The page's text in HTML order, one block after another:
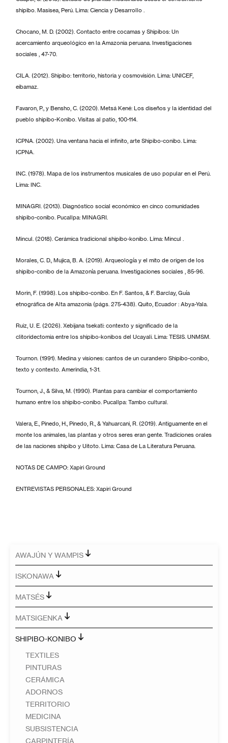
AWAJÚN Y WAMPIS
ISKONAWA
MATSÉS
MATSIGENKA
SHIPIBO-KONIBO
TEXTILES
PINTURAS
CERÁMICA
ADORNOS
TERRITORIO
MEDICINA
SUBSISTENCIA
CARPINTERÍA
shipibo. Masisea, Perú. Lima: Ciencia y Desarrollo .
Chocano, M. D. (2002). Contacto entre cocamas y Shipibos: Un
acercamiento arqueológico en la Amazonia peruana. Investigaciones
sociales , 47-70.
CILA. (2012). Shipibo: territorio, historia y cosmovisión. Lima: UNICEF,
eibamaz.
Favaron, P., y Bensho, C. (2020). Metsá Kené: Los diseños y la identidad del
pueblo shipibo-Konibo. Visitas al patio, 100-114.
ICPNA. (2002). Una ventana hacia el infinito, arte Shipibo-conibo. Lima:
ICPNA.
INC. (1978). Mapa de los instrumentos musicales de uso popular en el Perú.
Lima: INC.
MINAGRI. (2013). Diagnóstico social económico en cinco comunidades
shipibo-conibo. Pucallpa: MINAGRI.
Mincul. (2018). Cerámica tradicional shipibo-konibo. Lima: Mincul .
Morales, C. D., Mujica, B. A. (2019). Arqueología y el mito de origen de los
shipibo-conibo de la Amazonía peruana. Investigaciones sociales , 85-96.
Morin, F. (1998). Los shipibo-conibo. En F. Santos, & F. Barclay, Guía
etnográfica de Alta amazonia (págs. 275-438). Quito, Ecuador : Abya-Yala.
Ruiz, U. E. (2026). Xebijana tsekati: contexto y significado de la
clitoridectomia entre los shipibo-konibos del Ucayali. Lima: TESIS. UNMSM.
Tournon. (1991). Medina y visiones: cantos de un curandero Shipibo-conibo,
texto y contexto. Amerindia, 1-31.
Tournon, J., & Silva, M. (1990). Plantas para cambiar el comportamiento
humano entre los shipibo-conibo. Pucallpa: Tambo cultural.
Valera, E., Pinedo, H., Pinedo, R., & Yahuarcani, R. (2019). Antiguamente en el
monte los animales, las plantas y otros seres eran gente. Tradiciones orales
de las naciones shipibo y Uitoto. Lima: Casa de La Literatura Peruana.
NOTAS DE CAMPO: Xapiri Ground
ENTREVISTAS PERSONALES: Xapiri Ground